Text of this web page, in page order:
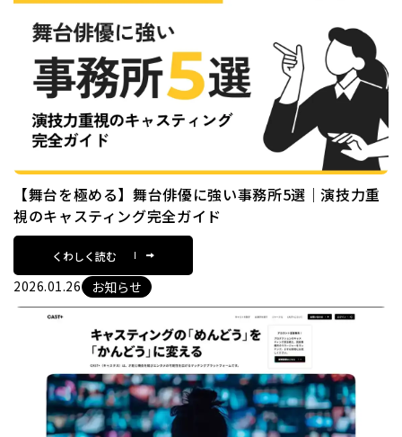
【舞台を極める】舞台俳優に強い事務所5選｜演技力重
視のキャスティング完全ガイド
くわしく読む
2026.01.26 お知らせ